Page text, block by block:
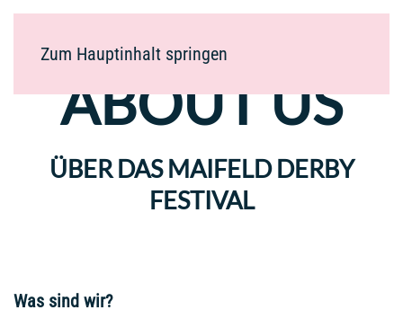
Zum Hauptinhalt springen
ABOUT US
ÜBER DAS MAIFELD DERBY
FESTIVAL
Was sind wir?